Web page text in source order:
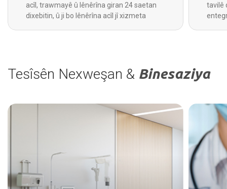
acîl, trawmayê û lênêrîna giran 24 saetan
dixebitin, û ji bo lênêrîna acîl jî xizmeta
tavilê
Tesîsên Nexweşan & Binesaziya